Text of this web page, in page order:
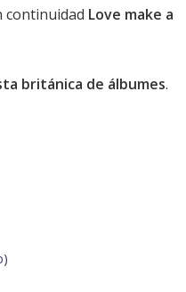
continuidad Love make a
británica de álbumes.